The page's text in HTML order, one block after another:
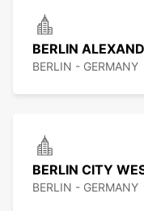
BERLIN
BERLIN - GERMANY
BERLIN CITY
BERLIN - GERMANY